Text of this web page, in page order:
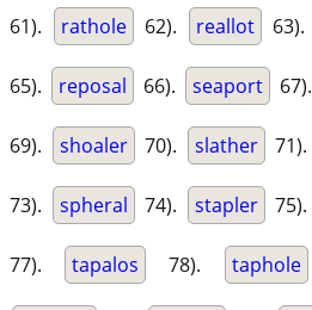
61). rathole 62). reallot 63).
65). reposal 66). seaport 67).
69). shoaler 70). slather 71).
73). spheral 74). stapler 75).
77). tapalos 78). taphole